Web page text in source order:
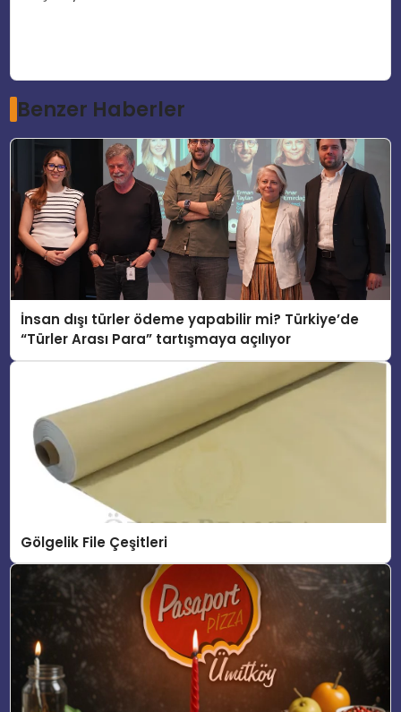
Benzer Haberler
İnsan dışı türler ödeme yapabilir mi? Türkiye’de
“Türler Arası Para” tartışmaya açılıyor
Gölgelik File Çeşitleri